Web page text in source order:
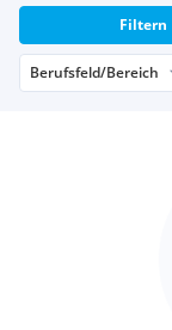
Filtern
Berufsfeld/Bereich